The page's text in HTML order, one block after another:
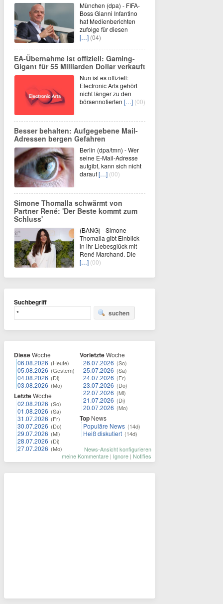
München (dpa) - FIFA-
Boss Gianni Infantino
hat Medienberichten
zufolge für diesen
[…] (04)
EA-Übernahme ist offiziell: Gaming-
Gigant für 55 Milliarden Dollar verkauft
Nun ist es offiziell:
Electronic Arts gehört
nicht länger zu den
börsennotierten […] (00)
Besser behalten: Aufgegebene Mail-
Adressen bergen Gefahren
Berlin (dpa/tmn) - Wer
seine E-Mail-Adresse
aufgibt, kann sich nicht
darauf[…] (00)
Simone Thomalla schwärmt von
Partner René: 'Der Beste kommt zum
Schluss'
(BANG) - Simone
Thomalla gibt Einblick
in ihr Liebesglück mit
René Marchand. Die
[…] (00)
Suchbegriff
suchen
DieseWoche
06.08.2026 (Heute)
05.08.2026 (Gestern)
04.08.2026 (Di)
03.08.2026 (Mo)
LetzteWoche
02.08.2026 (So)
01.08.2026 (Sa)
31.07.2026 (Fr)
30.07.2026 (Do)
29.07.2026 (Mi)
28.07.2026 (Di)
27.07.2026 (Mo)
VorletzteWoche
26.07.2026 (So)
25.07.2026 (Sa)
24.07.2026 (Fr)
23.07.2026 (Do)
22.07.2026 (Mi)
21.07.2026 (Di)
20.07.2026 (Mo)
Top News
Populäre News (14d)
Heiß diskutiert (14d)
News-Ansicht konfigurieren
meine Kommentare | Ignore | Notifies